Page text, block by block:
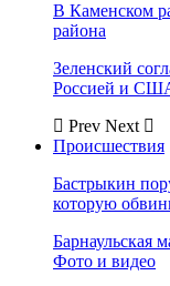
В Каменском
района
Зеленский
Россией и
Prev Next
Происшествия
Бастрыкин
которую
Барнаульская
Фото и видео